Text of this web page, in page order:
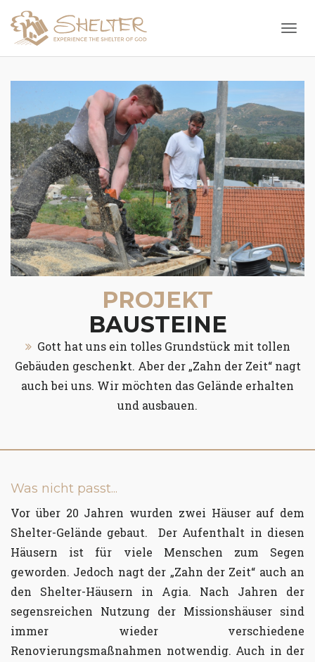
PROJEKT
BAUSTEINE
Gott hat uns ein tolles Grundstück mit tollen
Gebäuden geschenkt. Aber der „Zahn der Zeit“ nagt
auch bei uns. Wir möchten das Gelände erhalten
und ausbauen.
Was nicht passt...
Vor über 20 Jahren wurden zwei Häuser auf dem
Shelter-Gelände gebaut. Der Aufenthalt in diesen
Häusern ist für viele Menschen zum Segen
geworden. Jedoch nagt der „Zahn der Zeit“ auch an
den Shelter-Häusern in Agia. Nach Jahren der
segensreichen Nutzung der Missionshäuser sind
immer wieder verschiedene
Renovierungsmaßnahmen notwendig. Auch in der